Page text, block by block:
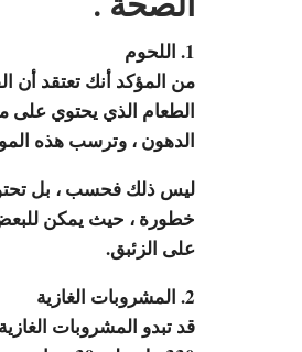
1. اللحوم
من المؤكد أنك تعتقد أن
الطعام الذي يحتوي على
الدهون ، وترسب هذه
ليس ذلك فحسب ، بل تحتوي
خطورة ، حيث يمكن للبعض
على الزئبق.
2. المشروبات الغازية
قد تبدو المشروبات